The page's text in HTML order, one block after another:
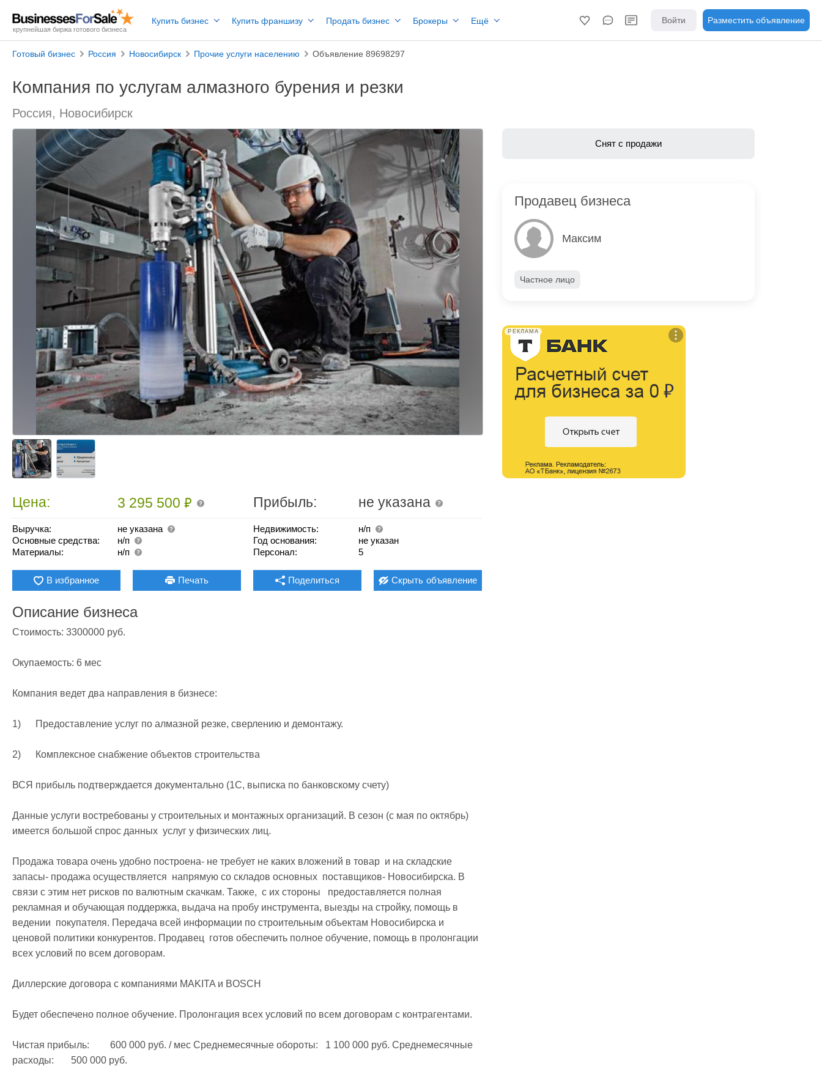
крупнейшая биржа готового бизнеса
Купить бизнес Купить франшизу Продать бизнес Брокеры Ещё Войти Разместить объявление
Готовый бизнес Россия Новосибирск Прочие услуги населению Объявление 89698297
Компания по услугам алмазного бурения и резки
Россия, Новосибирск
Цена: 3 295 500₽ Прибыль: не указана
Выручка:
не указана
Основные средства:
н/п
Материалы:
н/п
Недвижимость:
н/п
Год основания:
не указан
Персонал:
5
В избранное Печать Поделиться Скрыть объявление
Описание бизнеса
Стоимость: 3300000 руб.
Окупаемость: 6 мес
Компания ведет два направления в бизнесе:
1)      Предоставление услуг по алмазной резке, сверлению и демонтажу.
2)      Комплексное снабжение объектов строительства
ВСЯ прибыль подтверждается документально (1С, выписка по банковскому счету)
Данные услуги востребованы у строительных и монтажных организаций. В сезон (с мая по октябрь)
имеется большой спрос данных  услуг у физических лиц.
Продажа товара очень удобно построена- не требует не каких вложений в товар  и на складские
запасы- продажа осуществляется  напрямую со складов основных  поставщиков- Новосибирска. В
связи с этим нет рисков по валютным скачкам. Также,  с их стороны   предоставляется полная
рекламная и обучающая поддержка, выдача на пробу инструмента, выезды на стройку, помощь в
ведении  покупателя. Передача всей информации по строительным объектам Новосибирска и
ценовой политики конкурентов. Продавец  готов обеспечить полное обучение, помощь в пролонгации
всех условий по всем договорам.
Диллерские договора с компаниями MAKITA и BOSCH
Будет обеспечено полное обучение. Пролонгация всех условий по всем договорам с контрагентами.
Чистая прибыль: 	600 000 руб. / мес Среднемесячные обороты:	1 100 000 руб. Среднемесячные
расходы:	500 000 руб.
Снят с продажи
Продавец бизнеса
Максим
Частное лицо
РЕКЛАМА